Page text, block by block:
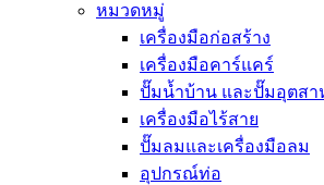
หมวดหมู่
เครื่องมือก่อสร้าง
เครื่องมือคาร์แคร์
ปั๊มน้ำบ้าน และปั๊มอุตสา
เครื่องมือไร้สาย
ปั๊มลมและเครื่องมือลม
อุปกรณ์ท่อ